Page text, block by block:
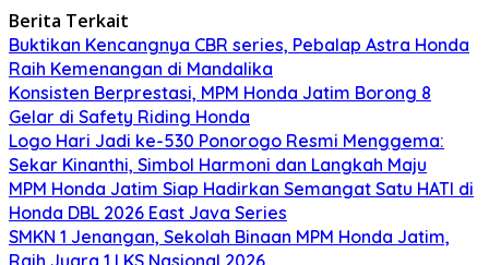
Berita Terkait
Buktikan Kencangnya CBR series, Pebalap Astra Honda
Raih Kemenangan di Mandalika
Konsisten Berprestasi, MPM Honda Jatim Borong 8
Gelar di Safety Riding Honda
Logo Hari Jadi ke-530 Ponorogo Resmi Menggema:
Sekar Kinanthi, Simbol Harmoni dan Langkah Maju
MPM Honda Jatim Siap Hadirkan Semangat Satu HATI di
Honda DBL 2026 East Java Series
SMKN 1 Jenangan, Sekolah Binaan MPM Honda Jatim,
Raih Juara 1 LKS Nasional 2026